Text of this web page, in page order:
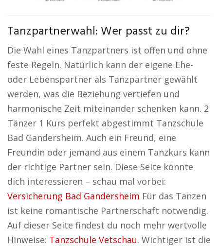
Tanzpartnerwahl: Wer passt zu dir?
Die Wahl eines Tanzpartners ist offen und ohne
feste Regeln. Natürlich kann der eigene Ehe-
oder Lebenspartner als Tanzpartner gewählt
werden, was die Beziehung vertiefen und
harmonische Zeit miteinander schenken kann. 2
Tänzer 1 Kurs perfekt abgestimmt Tanzschule
Bad Gandersheim. Auch ein Freund, eine
Freundin oder jemand aus einem Tanzkurs kann
der richtige Partner sein. Diese Seite könnte
dich interessieren – schau mal vorbei:
Versicherung Bad Gandersheim Für das Tanzen
ist keine romantische Partnerschaft notwendig.
Auf dieser Seite findest du noch mehr wertvolle
Hinweise: Tanzschule Vetschau. Wichtiger ist die